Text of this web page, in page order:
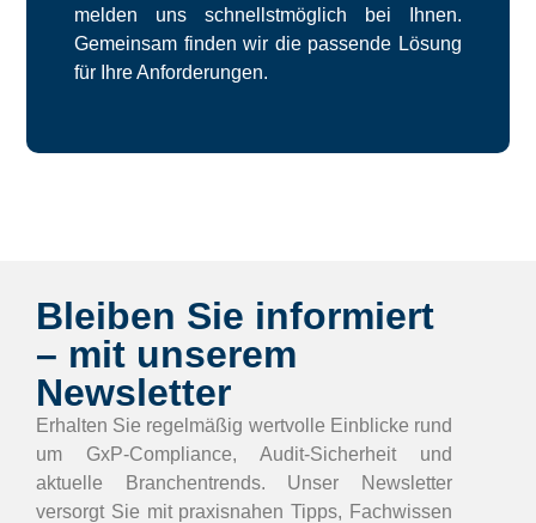
melden uns schnellstmöglich bei Ihnen.
Gemeinsam finden wir die passende Lösung
für Ihre Anforderungen.
Bleiben Sie informiert
– mit unserem
Newsletter
Erhalten Sie regelmäßig wertvolle Einblicke rund
um GxP-Compliance, Audit-Sicherheit und
aktuelle Branchentrends. Unser Newsletter
versorgt Sie mit praxisnahen Tipps, Fachwissen